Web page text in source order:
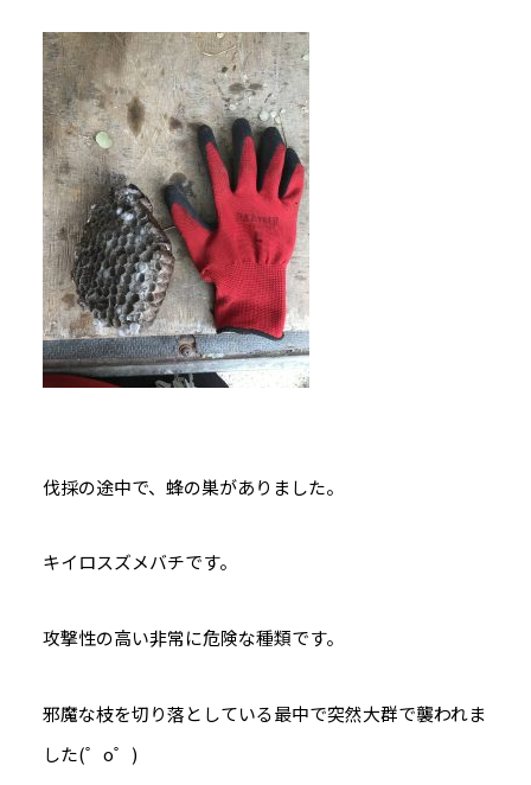
伐採の途中で、蜂の巣がありました。
キイロスズメバチです。
攻撃性の高い非常に危険な種類です。
邪魔な枝を切り落としている最中で突然大群で襲われま
した(゜o゜)